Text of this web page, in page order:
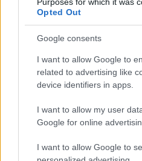
Opted Out
Google consents
I want to allow Google to
related to advertising like
device identifiers in apps.
I want to allow my user
Google for online
I want to allow Google to
Tetőépítés -és felújítás?